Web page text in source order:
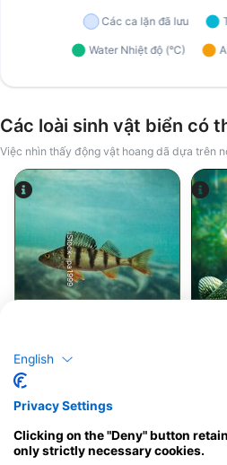
Các loài sinh vật biển có
Việc nhìn thấy động vật hoang dã dựa trên
iStock-jpa1999
J F M A M J J A S O N D
English
Privacy Settings
Clicking on the "Deny" button
only strictly necessary cookies.